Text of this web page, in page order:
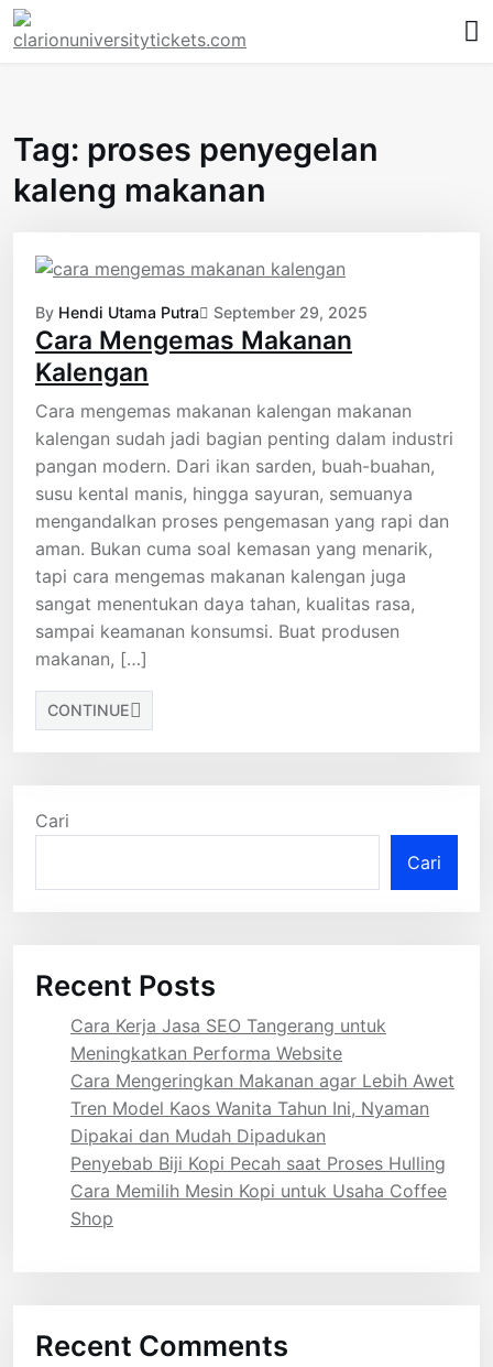
Skip
to
Tag: proses penyegelan
kaleng makanan
By Hendi Utama Putra September 29, 2025
Cara Mengemas Makanan
Kalengan
Cara mengemas makanan kalengan makanan
kalengan sudah jadi bagian penting dalam industri
pangan modern. Dari ikan sarden, buah-buahan,
susu kental manis, hingga sayuran, semuanya
mengandalkan proses pengemasan yang rapi dan
aman. Bukan cuma soal kemasan yang menarik,
tapi cara mengemas makanan kalengan juga
sangat menentukan daya tahan, kualitas rasa,
sampai keamanan konsumsi. Buat produsen
makanan, […]
CONTINUE
Cari
Cari
Recent Posts
Cara Kerja Jasa SEO Tangerang untuk
Meningkatkan Performa Website
Cara Mengeringkan Makanan agar Lebih Awet
Tren Model Kaos Wanita Tahun Ini, Nyaman
Dipakai dan Mudah Dipadukan
Penyebab Biji Kopi Pecah saat Proses Hulling
Cara Memilih Mesin Kopi untuk Usaha Coffee
Shop
Recent Comments